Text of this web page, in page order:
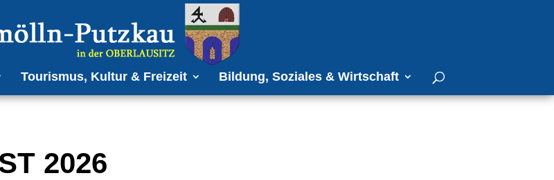
Tourismus, Kultur & Freizeit Bildung, Soziales & Wirtschaft
2026